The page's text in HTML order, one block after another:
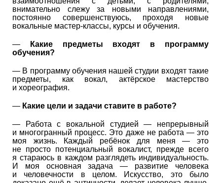
внимательно слежу за новыми направлениями,
постоянно совершенствуюсь, проходя новые
вокальные мастер-классы, курсы и обучения.
—
Какие предметы входят в программу
обучения?
— В программу обучения нашей студии входят такие
предметы, как вокал, актёрское мастерство
и хореография.
— Какие цели и задачи ставите в работе?
— Работа с вокальной студией — непрерывный
и многогранный процесс. Это даже не работа — это
моя жизнь. Каждый ребёнок для меня — это
не просто потенциальный вокалист, прежде всего
я стараюсь в каждом разглядеть индивидуальность.
И моя основная задача — развитие человека
и человечности в целом. Искусство, это было